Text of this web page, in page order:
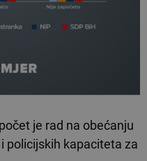
je rad na obećanju
policijskih kapaciteta za